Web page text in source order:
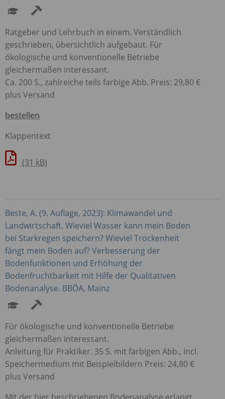
Ratgeber und Lehrbuch in einem. Verständlich
geschrieben, übersichtlich aufgebaut. Für
ökologische und konventionelle Betriebe
gleichermaßen interessant.
Ca. 200 S., zahlreiche teils farbige Abb. Preis: 29,80 €
plus Versand
bestellen
Klappentext
(31 kB)
Beste, A. (9. Auflage, 2023): Klimawandel und
Landwirtschaft. Wieviel Wasser kann mein Boden
bei Starkregen speichern? Wieviel Trockenheit
fängt mein Boden auf? Verbesserung der
Bodenfunktionen und Erhöhung der
Bodenfruchtbarkeit mit Hilfe der Qualitativen
Bodenanalyse. BBÖA, Mainz
Für ökologische und konventionelle Betriebe
gleichermaßen interessant.
Anleitung für Praktiker. 35 S. mit farbigen Abb., incl.
Speichermedium mit Beispielbildern Preis: 24,80 €
plus Versand